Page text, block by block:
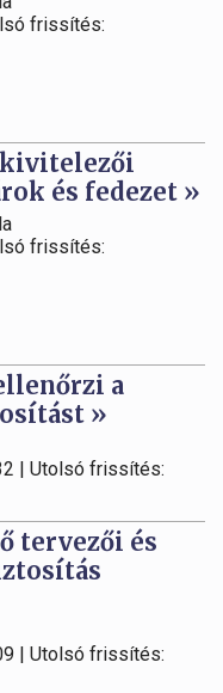
frissítés:
kivitelezői
és fedezet »
frissítés:
a
»
| Utolsó frissítés:
tervezői és
| Utolsó frissítés: